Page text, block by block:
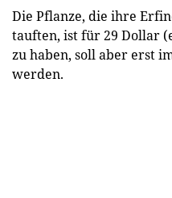
Die Pflanze, die ihre
tauften, ist für 29 Dollar
zu haben, soll aber erst
werden.